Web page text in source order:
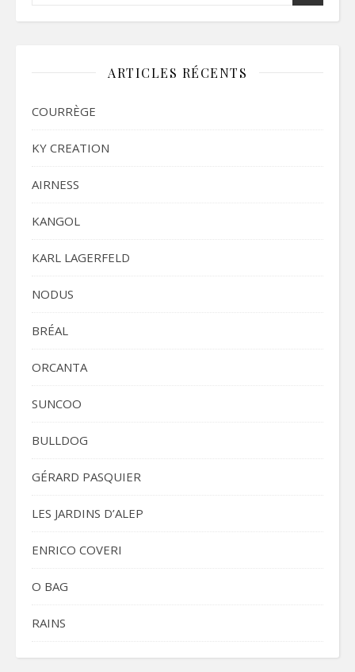
ARTICLES RÉCENTS
COURRÈGE
KY CREATION
AIRNESS
KANGOL
KARL LAGERFELD
NODUS
BRÉAL
ORCANTA
SUNCOO
BULLDOG
GÉRARD PASQUIER
LES JARDINS D’ALEP
ENRICO COVERI
O BAG
RAINS